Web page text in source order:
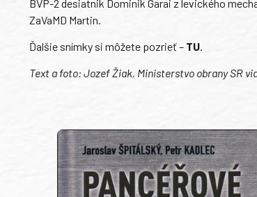
BVP-2 desiatnik Dominik Garai z levického
ZaVaMD Martin.
Ďalšie snímky si môžete pozrieť – TU.
Text a foto: Jozef Žiak, Ministerstvo obrany SR